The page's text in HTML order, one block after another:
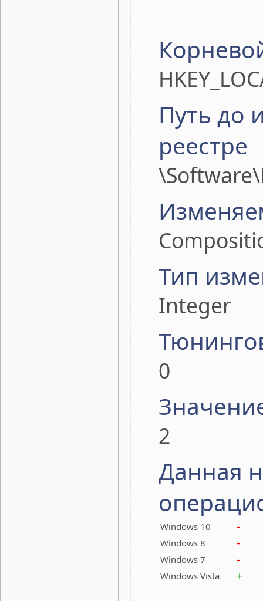
Путь до
реестре
Тип
Integer
0
2
Данная
Windows 10 -
Windows 8 -
Windows 7 -
Windows Vista +